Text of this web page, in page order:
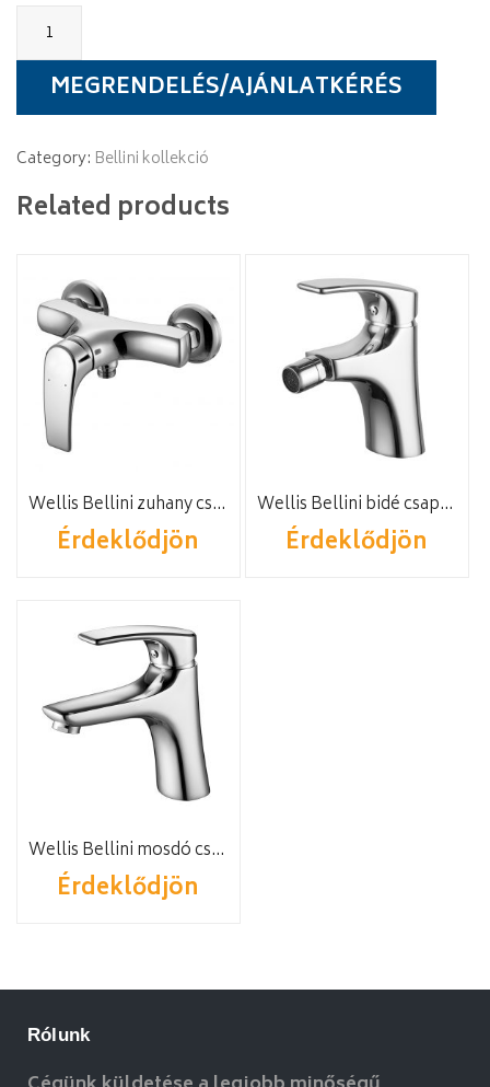
Wellis
Bellini
kád
csaptelep
quantityMEGRENDELÉS/AJÁNLATKÉRÉS
Category: Bellini kollekció
Related products
Wellis Bellini zuhany csaptelep
Érdeklődjön
Wellis Bellini bidé csaptelep
Érdeklődjön
Wellis Bellini mosdó csaptelep
Érdeklődjön
Rólunk